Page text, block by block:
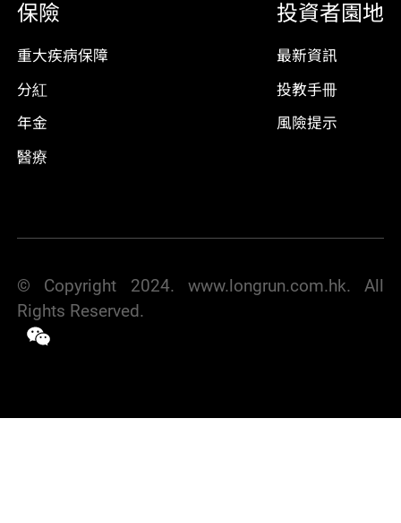
保險
重大疾病保障
分紅
年金
醫療
投資者園地
最新資訊
投教手冊
風險提示
© Copyright 2024. www.longrun.com.hk. All
Rights Reserved.